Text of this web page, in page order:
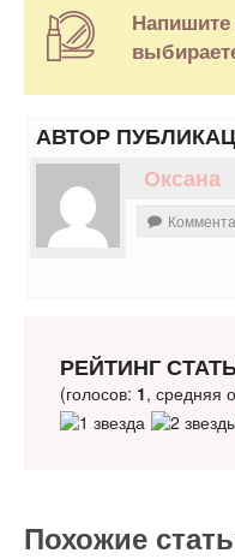
АВТОР
Оксана
РЕЙТИНГ
(голосов: 1, средняя
Похожие